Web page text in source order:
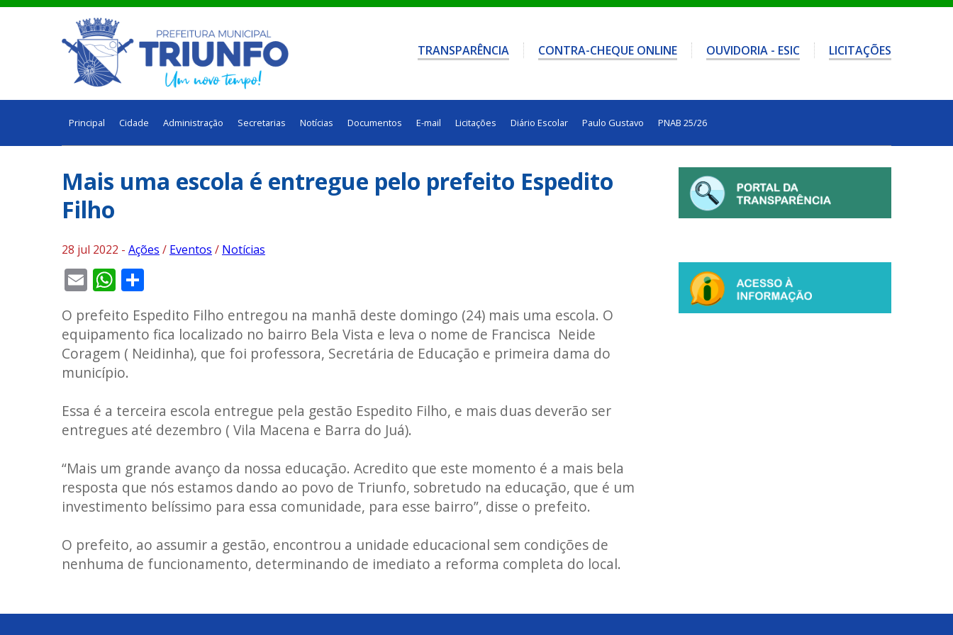
TRANSPARÊNCIA CONTRA-CHEQUE ONLINE OUVIDORIA - ESIC LICITAÇÕES
Principal Cidade Administração Secretarias Notícias Documentos E-mail Licitações Diário Escolar Paulo Gustavo PNAB 25/26
Mais uma escola é entregue pelo prefeito Espedito
Filho
28 jul 2022 - Ações / Eventos / Notícias
EmailWhatsApp
O prefeito Espedito Filho entregou na manhã deste domingo (24) mais uma escola. O
equipamento fica localizado no bairro Bela Vista e leva o nome de Francisca Neide
Coragem ( Neidinha), que foi professora, Secretária de Educação e primeira dama do
município.
Essa é a terceira escola entregue pela gestão Espedito Filho, e mais duas deverão ser
entregues até dezembro ( Vila Macena e Barra do Juá).
“Mais um grande avanço da nossa educação. Acredito que este momento é a mais bela
resposta que nós estamos dando ao povo de Triunfo, sobretudo na educação, que é um
investimento belíssimo para essa comunidade, para esse bairro”, disse o prefeito.
O prefeito, ao assumir a gestão, encontrou a unidade educacional sem condições de
nenhuma de funcionamento, determinando de imediato a reforma completa do local.